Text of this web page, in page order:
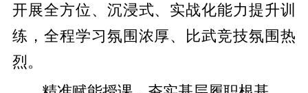
开展全方位、沉浸式、实战化能力提升训
练，全程学习氛围浓厚、比武竞技氛围热
烈。